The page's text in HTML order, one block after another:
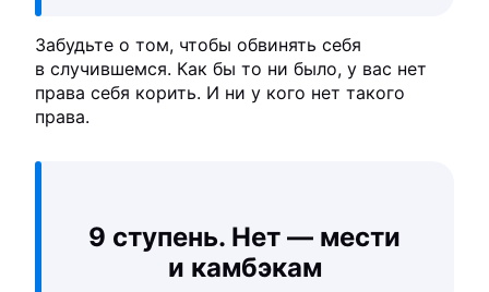
Забудьте о том, чтобы обвинять себя
в случившемся. Как бы то ни было, у вас нет
права себя корить. И ни у кого нет такого
права.
9 ступень. Нет — мести
и камбэкам